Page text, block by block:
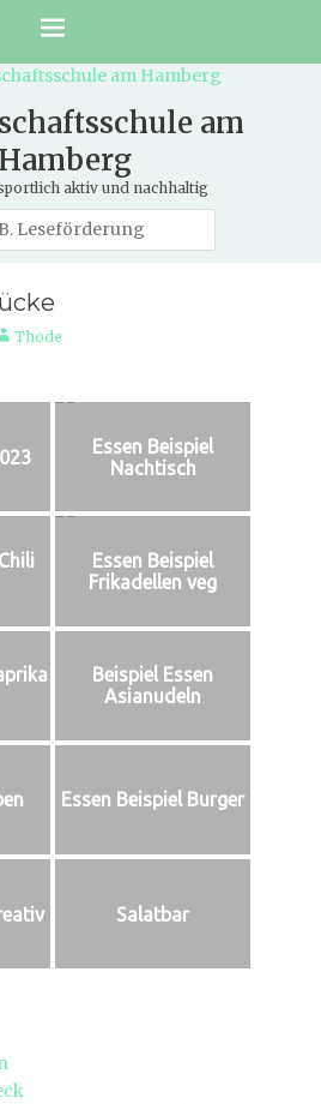
am
Hamberg
aktiv und nachhaltig
Thode
Essen Beispiel
Nachtisch
Essen Beispiel
Frikadellen veg
Beispiel Essen
Asianudeln
Essen Beispiel Burger
Salatbar